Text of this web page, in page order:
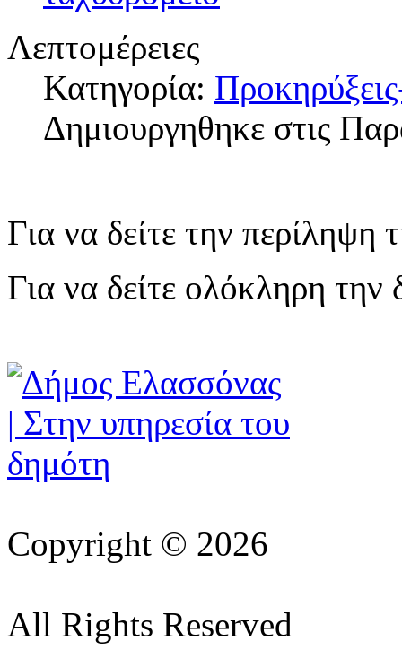
Λεπτομέρειες
Κατηγορία:
Δημιουργηθηκε στις
Για να δείτε την περίληψη
Για να δείτε ολόκληρη την
Copyright © 2026
All Rights Reserved